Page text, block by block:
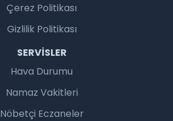
Çerez Politikası
Gizlilik Politikası
SERVISLER
Hava Durumu
Namaz Vakitleri
Nöbetçi Eczaneler